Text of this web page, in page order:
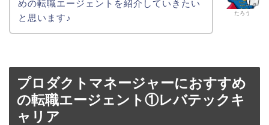
たろう
めの転職エージェントを紹介していきたい
と思います♪
プロダクトマネージャーにおすすめ
の転職エージェント①レバテックキ
ャリア